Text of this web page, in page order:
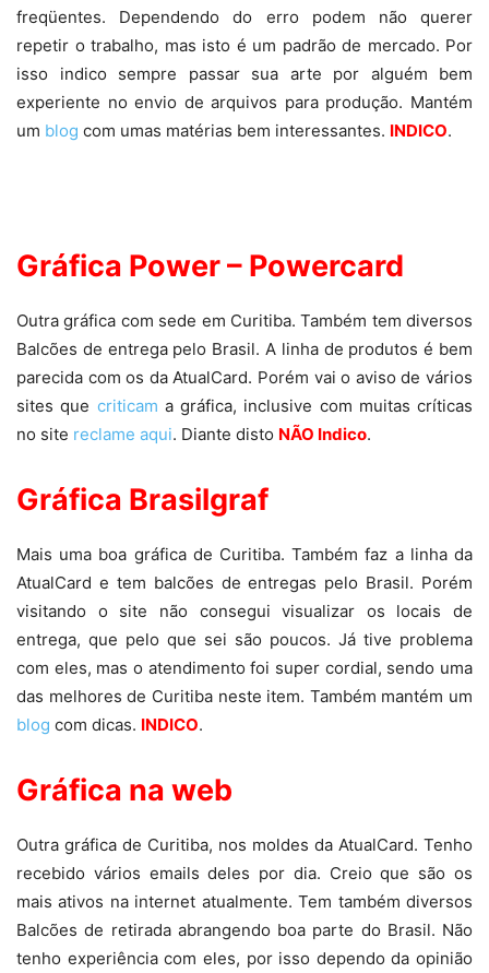
freqüentes. Dependendo do erro podem não querer
repetir o trabalho, mas isto é um padrão de mercado. Por
isso indico sempre passar sua arte por alguém bem
experiente no envio de arquivos para produção. Mantém
um blog com umas matérias bem interessantes. INDICO.
Gráfica Power – Powercard
Outra gráfica com sede em Curitiba. Também tem diversos
Balcões de entrega pelo Brasil. A linha de produtos é bem
parecida com os da AtualCard. Porém vai o aviso de vários
sites que criticam a gráfica, inclusive com muitas críticas
no site reclame aqui. Diante disto NÃO Indico.
Gráfica Brasilgraf
Mais uma boa gráfica de Curitiba. Também faz a linha da
AtualCard e tem balcões de entregas pelo Brasil. Porém
visitando o site não consegui visualizar os locais de
entrega, que pelo que sei são poucos. Já tive problema
com eles, mas o atendimento foi super cordial, sendo uma
das melhores de Curitiba neste item. Também mantém um
blog com dicas. INDICO.
Gráfica na web
Outra gráfica de Curitiba, nos moldes da AtualCard. Tenho
recebido vários emails deles por dia. Creio que são os
mais ativos na internet atualmente. Tem também diversos
Balcões de retirada abrangendo boa parte do Brasil. Não
tenho experiência com eles, por isso dependo da opinião